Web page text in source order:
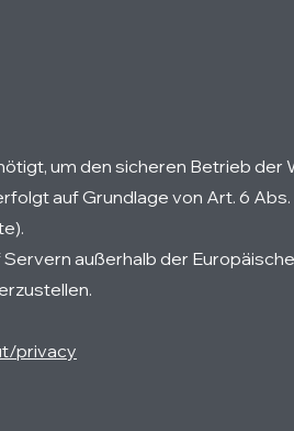
um den sicheren Betrieb der
auf Grundlage von Art. 6
Servern außerhalb der
privacy